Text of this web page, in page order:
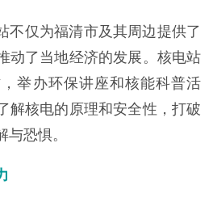
不仅为福清市及其周边提供了
动了当地经济的发展。核电站
举办环保讲座和核能科普活
解核电的原理和安全性，打破
与恐惧。